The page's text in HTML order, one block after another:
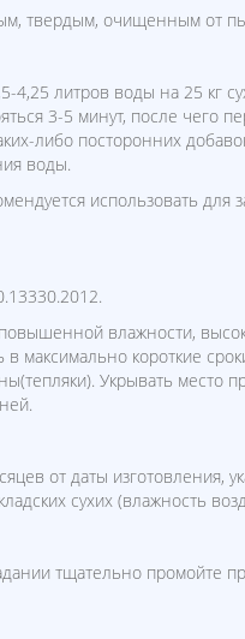
твердым, очищенным от
4,25 литров воды на 25
3-5 минут, после чего
либо посторонних
воды.
использовать
влажности,
максимально короткие
Укрывать
от даты изготовления,
сухих (влажность
тщательно промойте